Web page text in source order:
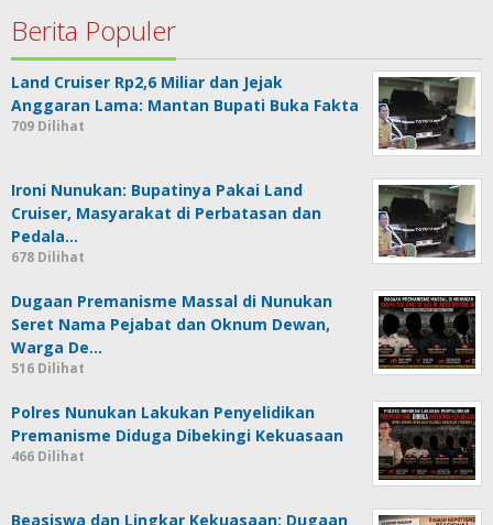
Berita Populer
Land Cruiser Rp2,6 Miliar dan Jejak
Anggaran Lama: Mantan Bupati Buka Fakta
709 Dilihat
Ironi Nunukan: Bupatinya Pakai Land
Cruiser, Masyarakat di Perbatasan dan
Pedala…
678 Dilihat
Dugaan Premanisme Massal di Nunukan
Seret Nama Pejabat dan Oknum Dewan,
Warga De…
516 Dilihat
Polres Nunukan Lakukan Penyelidikan
Premanisme Diduga Dibekingi Kekuasaan
466 Dilihat
Beasiswa dan Lingkar Kekuasaan: Dugaan